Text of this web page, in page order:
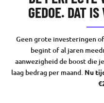
GEDOE. DAT IS
Geen grote investeringen
begint of al jaren
aanwezigheid de boost die
laag bedrag per maand. Nu